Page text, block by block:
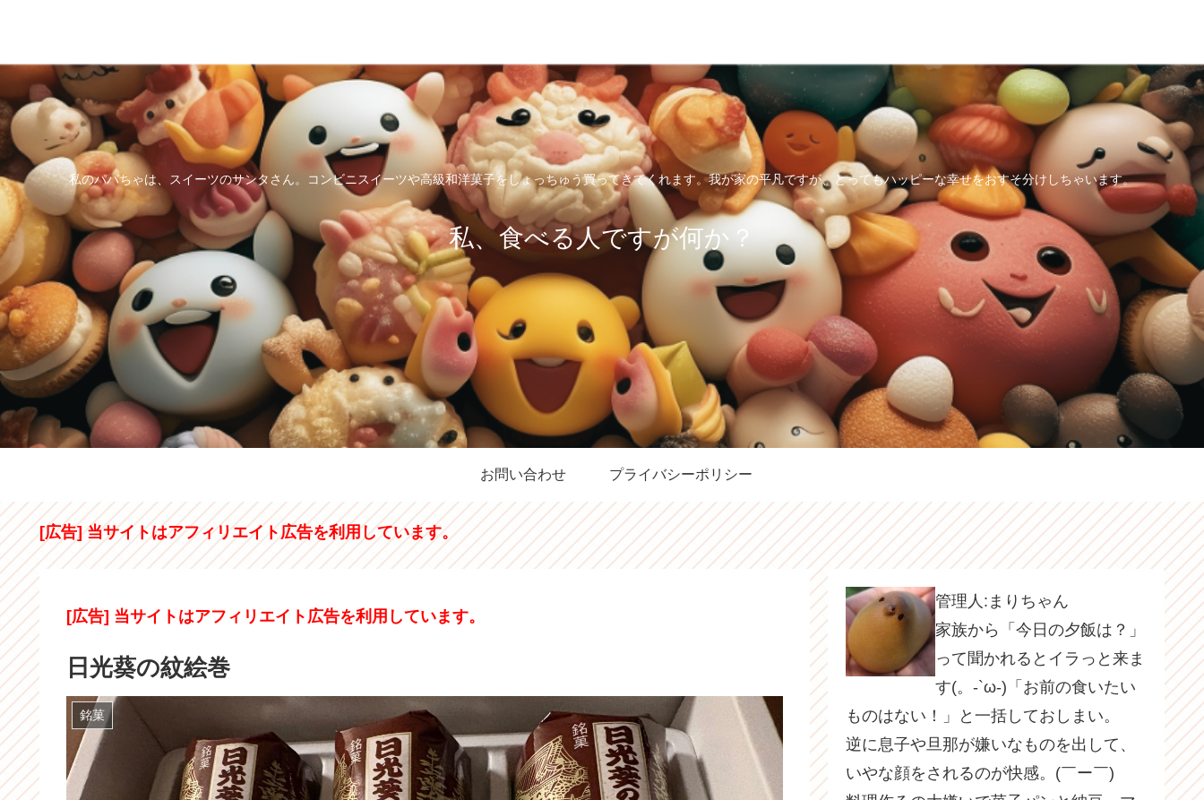
私のパパちゃは、スイーツのサンタさん。コンビニスイーツや高級和洋菓子をしょっちゅう買ってきてくれます。我が家の平凡ですが、とってもハッピーな幸せをおすそ分けしちゃいます。
私、食べる人ですが何か？
お問い合わせ プライバシーポリシー
[広告] 当サイトはアフィリエイト広告を利用しています。
[広告] 当サイトはアフィリエイト広告を利用しています。
日光葵の紋絵巻
銘菓
管理人:まりちゃん
家族から「今日の夕飯は？」
って聞かれるとイラっと来ま
す(。-`ω-)「お前の食いたい
ものはない！」と一括しておしまい。
逆に息子や旦那が嫌いなものを出して、
いやな顔をされるのが快感。(￣ー￣)